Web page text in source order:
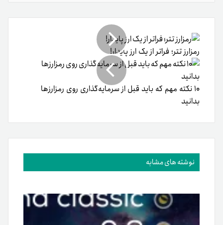
ایمیل
رمزارز تتر؛ فراتر از یک ارز پایدار!
۱۰ نکته مهم که باید قبل از سرمایه‌گذاری روی رمزارزها
بدانید
نوشته های مشابه